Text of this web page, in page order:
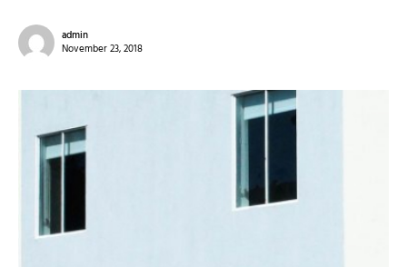
admin
November 23, 2018